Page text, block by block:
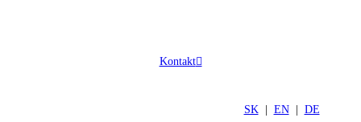
Kontakt
SK EN| DE